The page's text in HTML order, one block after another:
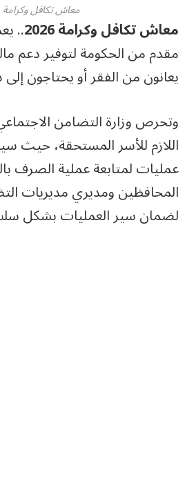
معاش تكافل وكرامة
معاش تكافل وكرامة 2026
..
مقدم من الحكومة لتوفير دعم
يعانون من الفقر أو يحتاجون
وتحرص وزارة التضامن
اللازم للأسر المستحقة، حيث
عمليات لمتابعة عملية الصرف
المحافظين ومديري مديريات
لضمان سير العمليات بشكل